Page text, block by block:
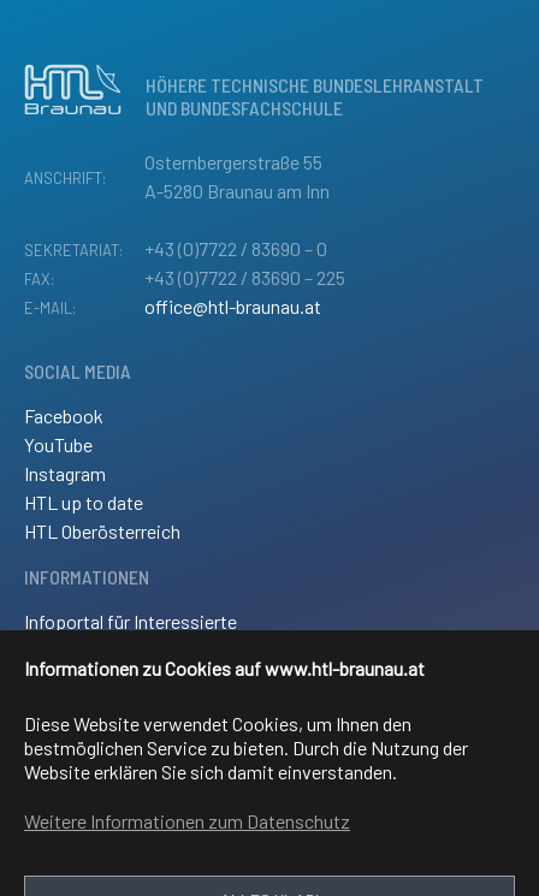
Informationen zu Cookies auf www.htl-braunau.at
Diese Website verwendet Cookies, um Ihnen den
bestmöglichen Service zu bieten. Durch die Nutzung der
Website erklären Sie sich damit einverstanden.
Weitere Informationen zum Datenschutz
HÖHERE TECHNISCHE BUNDESLEHRANSTALT
UND BUNDESFACHSCHULE
ANSCHRIFT:
Osternbergerstraße 55
A-5280 Braunau am Inn
SEKRETARIAT: +43 (0)7722 / 83690 – 0
FAX: +43 (0)7722 / 83690 – 225
E-MAIL: office@htl-braunau.at
SOCIAL MEDIA
Facebook
YouTube
Instagram
HTL up to date
HTL Oberösterreich
INFORMATIONEN
Infoportal für Interessierte
Downloads
Sitemap
FACHRICHTUNGEN
Elektronik und technische Informatik